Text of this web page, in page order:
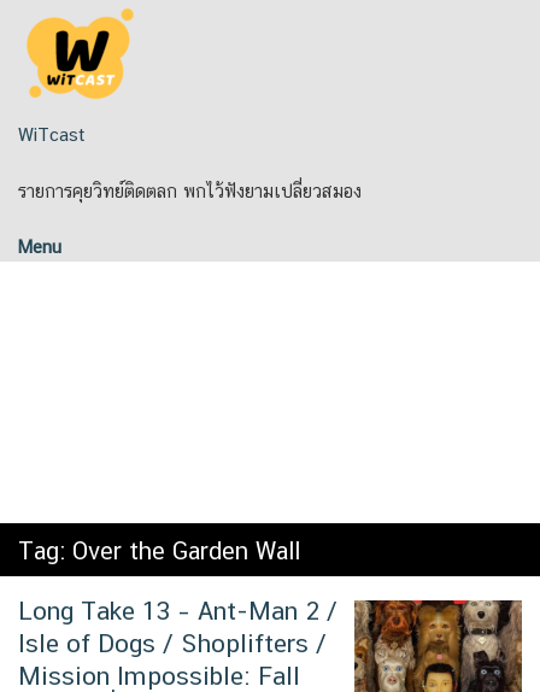
content
WiTcast
รายการคุยวิทย์ติดตลก พกไว้ฟังยามเปลี่ยวสมอง
Menu
Tag: Over the Garden Wall
Long Take 13 – Ant-Man 2 /
Isle of Dogs / Shoplifters /
Mission Impossible: Fall